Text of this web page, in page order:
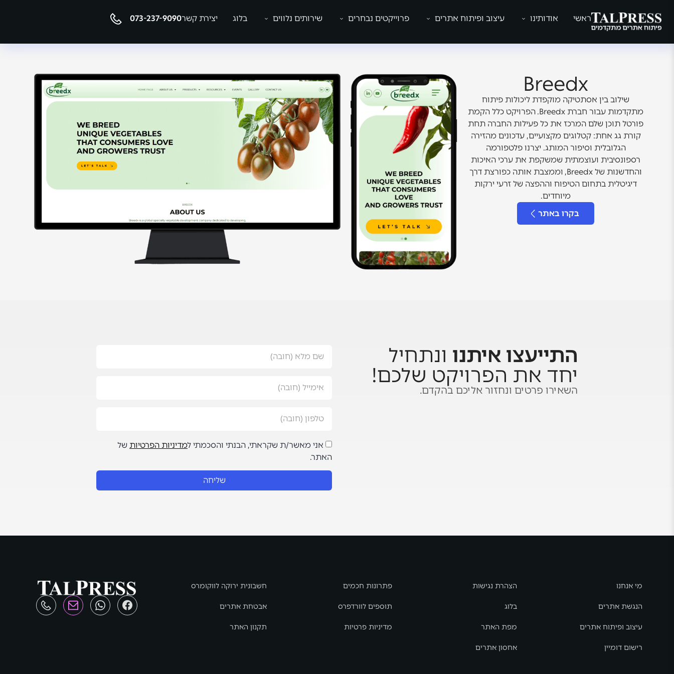
ראשי אודותינו עיצוב ופיתוח אתרים פרוייקטים נבחרים שירותים נלווים בלוג יצירת קשר073-237-9090
Breedx
שילוב בין אסתטיקה מוקפדת ליכולות פיתוח
מתקדמות עבור חברת Breedx. הפרויקט כלל הקמת
פורטל תוכן שלם המרכז את כל פעילות החברה תחת
קורת גג אחת: קטלוגים מקצועיים, עדכונים מהזירה
הגלובלית וסיפור המותג. יצרנו פלטפורמה
רספונסיבית ועוצמתית שמשקפת את ערכי האיכות
והחדשנות של Breedx, וממצבת אותה כפורצת דרך
דיגיטלית בתחום הטיפוח וההפצה של זרעי ירקות
מיוחדים.
בקרו באתר
התייעצו איתנו ונתחיל
יחד את הפרויקט שלכם!
השאירו פרטים ונחזור אליכם בהקדם.
אני מאשר/ת שקראתי, הבנתי והסכמתי למדיניות הפרטיות של
האתר.
שליחה
מי אנחנו
הנגשת אתרים
עיצוב ופיתוח אתרים
רישום דומיין
הצהרת נגישות
בלוג
מפת האתר
אחסון אתרים
פתרונות חכמים
תוספים לוורדפרס
מדיניות פרטיות
חשבונית ירוקה לווקומרס
אבטחת אתרים
תקנון האתר